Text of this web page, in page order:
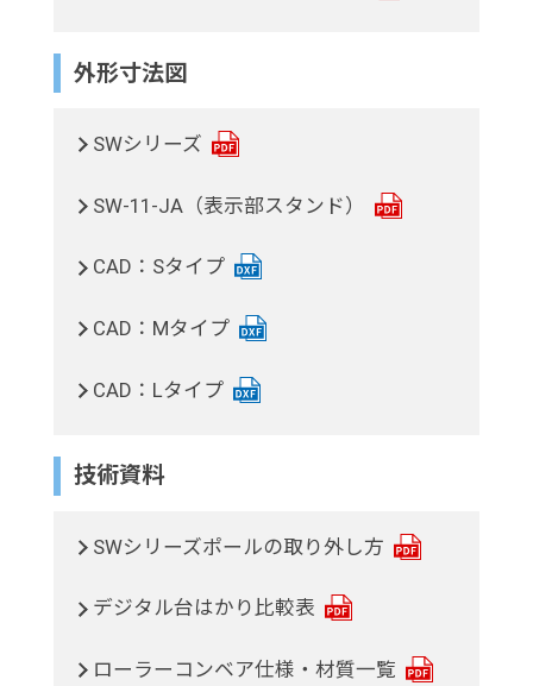
外形寸法図
SWシリーズ
SW-11-JA（表示部スタンド）
CAD：Sタイプ
CAD：Mタイプ
CAD：Lタイプ
技術資料
SWシリーズポールの取り外し方
デジタル台はかり比較表
ローラーコンベア仕様・材質一覧